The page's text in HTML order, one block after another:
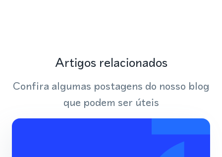
Artigos relacionados
Confira algumas postagens do nosso blog
que podem ser úteis